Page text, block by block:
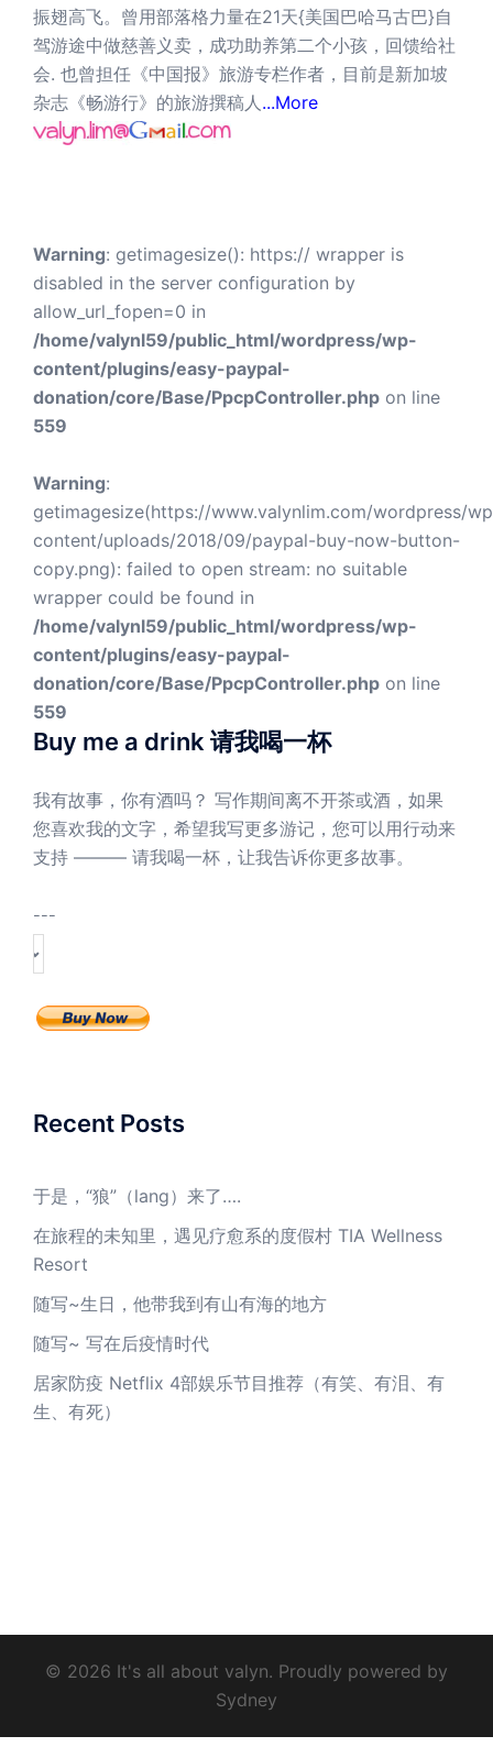
振翅高飞。曾用部落格力量在21天{美国巴哈马古巴}自
驾游途中做慈善义卖，成功助养第二个小孩，回馈给社
会. 也曾担任《中国报》旅游专栏作者，目前是新加坡
杂志《畅游行》的旅游撰稿人 ...More
Warning: getimagesize(): https:// wrapper is
disabled in the server configuration by
allow_url_fopen=0 in
/home/valynl59/public_html/wordpress/wp-
content/plugins/easy-paypal-
donation/core/Base/PpcpController.php on line
559
Warning:
getimagesize(https://www.valynlim.com/wordpress/
content/uploads/2018/09/paypal-buy-now-button-
copy.png): failed to open stream: no suitable
wrapper could be found in
/home/valynl59/public_html/wordpress/wp-
content/plugins/easy-paypal-
donation/core/Base/PpcpController.php on line
559
Buy me a drink 请我喝一杯
我有故事，你有酒吗？ 写作期间离不开茶或酒，如果
您喜欢我的文字，希望我写更多游记，您可以用行动来
支持 ——— 请我喝一杯，让我告诉你更多故事。
---
Recent Posts
于是，“狼”（lang）来了….
在旅程的未知里，遇见疗愈系的度假村 TIA Wellness
Resort
随写~生日，他带我到有山有海的地方
随写~ 写在后疫情时代
居家防疫 Netflix 4部娱乐节目推荐（有笑、有泪、有
生、有死）
© 2026 It's all about valyn. Proudly powered by
Sydney